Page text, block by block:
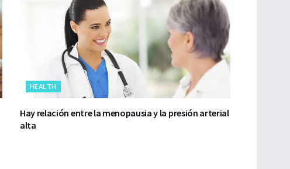
HEALTH
Hay relación entre la menopausia y la presión arterial
alta